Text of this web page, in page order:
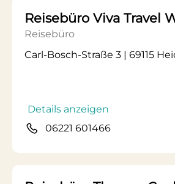
Reisebüro Viva Travel
Reisebüro
Carl-Bosch-Straße 3 | 69115
Details anzeigen
06221 601466